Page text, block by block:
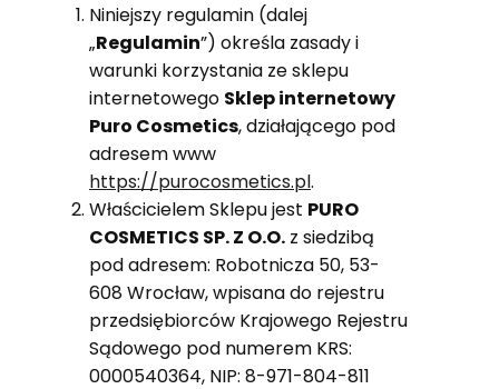
Niniejszy regulamin (dalej
„Regulamin”) określa zasady i
warunki korzystania ze sklepu
internetowego Sklep internetowy
Puro Cosmetics, działającego pod
adresem www
https://purocosmetics.pl.
Właścicielem Sklepu jest PURO
COSMETICS SP. Z O.O. z siedzibą
pod adresem: Robotnicza 50, 53-
608 Wrocław, wpisana do rejestru
przedsiębiorców Krajowego Rejestru
Sądowego pod numerem KRS:
0000540364, NIP: 8-971-804-811